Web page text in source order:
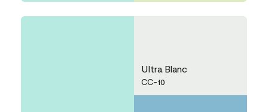
Ultra Blanc
CC-10